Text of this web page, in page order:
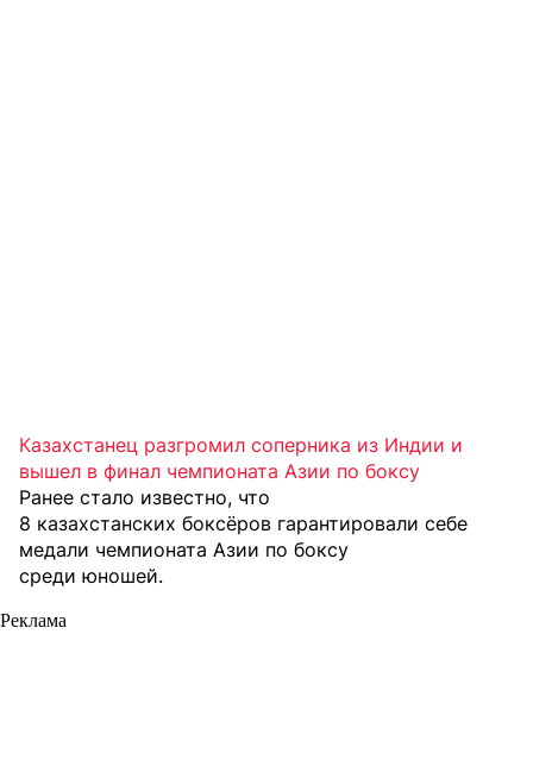
Казахстанец разгромил соперника из Индии и
вышел в финал чемпионата Азии по боксу
Ранее стало известно, что
8 казахстанских боксёров гарантировали себе
медали чемпионата Азии по боксу
среди юношей.
Реклама